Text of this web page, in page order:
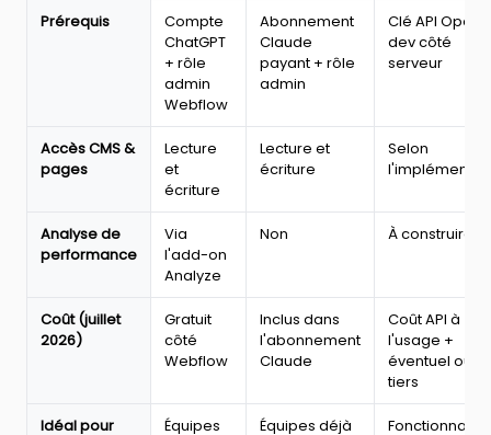
nature,
analyse
de
usage
Prérequis
Compte
ChatGPT
+ rôle
admin
Webflow
Abonnement
Claude
payant + rôle
admin
Clé API
dev côté
serveur
Accès CMS &
pages
Lecture
et
écriture
Lecture et
écriture
Selon
Analyse de
performance
Via
l'add-on
Analyze
Non À construire
Coût (juillet
2026)
Gratuit
côté
Webflow
Inclus dans
l'abonnement
Claude
Coût API à
l'usage +
éventuel outil
tiers
Idéal pour
Équipes
Équipes déjà
Fonctionnalité